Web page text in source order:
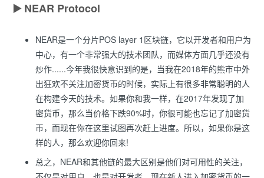
▶️NEAR Protocol
NEAR是一个分片POS layer 1区块链，它以开发者和用户为
中心，有一个非常强大的技术团队，而媒体方面几乎还没有
炒作......今年我很快意识到的是，当我在2018年的熊市中外
出狂欢不关注加密货币的时候，实际上有很多非常聪明的人
在构建今天的技术。如果你和我一样，在2017年发现了加
密货币，那么当价格下跌90%时，你很可能也忘记了加密货
币，而现在你在这里试图再次赶上进度。所以，如果你是这
样的人，那么欢迎你回来!
总之，NEAR和其他链的最大区别是他们对可用性的关注，